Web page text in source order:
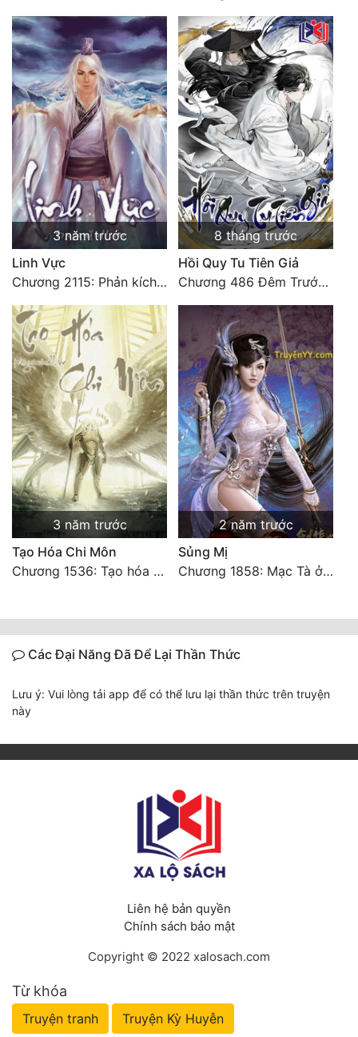
3 năm trước
Linh Vực
Chương 2115: Phản kích cuối cùng
8 tháng trước
Hồi Quy Tu Tiên Giả
Chương 486 Đêm Trước Ngày Tận Thế (3)
3 năm trước
Tạo Hóa Chi Môn
Chương 1536: Tạo hóa ngoại truyện 3: Cút!
2 năm trước
Sủng Mị
Chương 1858: Mạc Tà ở thời không nào? HẾT
Các Đại Năng Đã Để Lại Thần Thức
Lưu ý: Vui lòng tải app để có thể lưu lại thần thức trên truyện
này
Liên hệ bản quyền
Chính sách bảo mật
Copyright © 2022 xalosach.com
Từ khóa
Truyện tranh Truyện Kỳ Huyễn